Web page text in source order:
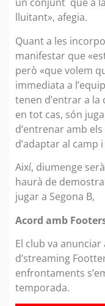
un conjunt que a
lluitant», afegia.
Quant a les
manifestar que
però «que volem
immediata a
tenen d’entrar a
en tot cas, són
d’entrenar amb
d’adaptar al camp
Així, diumenge
haurà de
jugar a Segona B,
Acord amb
El club va
d’streaming
enfrontaments
temporada.